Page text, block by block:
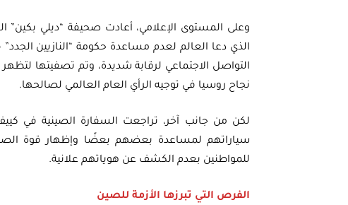
وعلى المستوى الإعلامي، أعادت صحيفة “ديلي بكين”
الذي دعا العالم لعدم مساعدة حكومة “النازيين
التواصل الاجتماعي لرقابة شديدة، وتم تصفيتها
نجاح روسيا في توجيه الرأي العام العالمي لصالحها.
لكن من جانب آخر، تراجعت السفارة الصينية في
سياراتهم لمساعدة بعضهم بعضًا وإظهار قوة
للمواطنين بعدم الكشف عن هوياتهم علانية.
الفرص التي تبرزها الأزمة للصين